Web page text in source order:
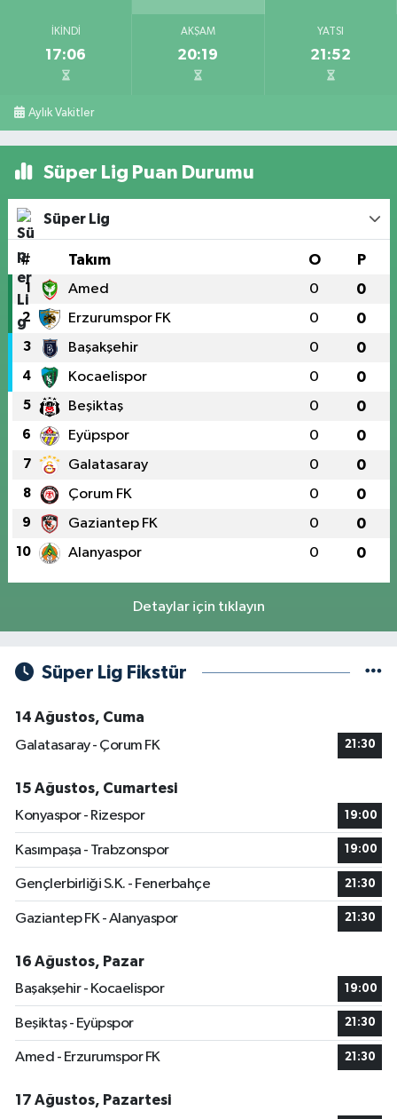
İKINDI
17:06
AKŞAM
20:19
YATSI
21:52
Aylık Vakitler
Süper Lig Puan Durumu
Süper Lig
# Takım O P
1 Amed 0 0
2 Erzurumspor FK 0 0
3 Başakşehir 0 0
4 Kocaelispor 0 0
5 Beşiktaş 0 0
6 Eyüpspor 0 0
7 Galatasaray 0 0
8 Çorum FK 0 0
9 Gaziantep FK 0 0
10 Alanyaspor 0 0
Detaylar için tıklayın
Süper Lig Fikstür
14 Ağustos, Cuma
Galatasaray - Çorum FK
21:30
15 Ağustos, Cumartesi
Konyaspor - Rizespor
19:00
Kasımpaşa - Trabzonspor 19:00
Gençlerbirliği S.K. - Fenerbahçe 21:30
Gaziantep FK - Alanyaspor 21:30
16 Ağustos, Pazar
Başakşehir - Kocaelispor
19:00
Beşiktaş - Eyüpspor 21:30
Amed - Erzurumspor FK 21:30
17 Ağustos, Pazartesi